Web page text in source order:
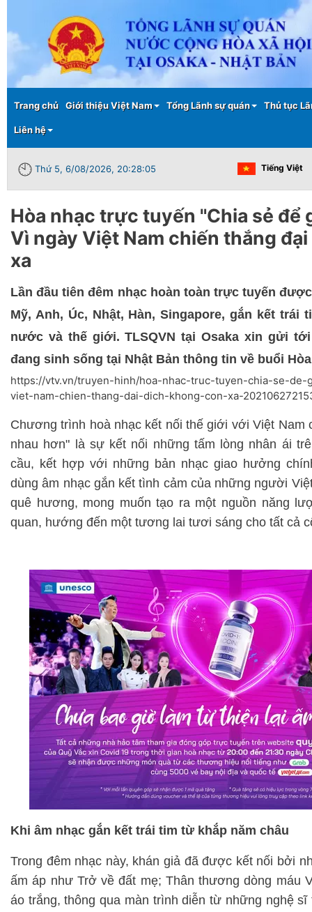
Main menu
Trang chủ Giới thiệu Việt Nam Tổng Lãnh sự quán Thủ tục
Liên hệ
Thứ 5, 6/08/2026, 20:28:06 Tiếng Việt
Hòa nhạc trực tuyến "Chia sẻ để
Vì ngày Việt Nam chiến thắng
xa
Lần đầu tiên đêm nhạc hoàn toàn trực tuyến
Mỹ, Anh, Úc, Nhật, Hàn, Singapore, gắn kết trái
nước và thế giới. TLSQVN tại Osaka xin gửi
đang sinh sống tại Nhật Bản thông tin về buổi
https://vtv.vn/truyen-hinh/hoa-nhac-truc-tuyen-chia-se-
viet-nam-chien-thang-dai-dich-khong-con-xa-
Chương trình hoà nhạc kết nối thế giới với Việt Nam
nhau hơn" là sự kết nối những tấm lòng nhân ái
cầu, kết hợp với những bản nhạc giao hưởng
dùng âm nhạc gắn kết tình cảm của những người
quê hương, mong muốn tạo ra một nguồn năng
quan, hướng đến một tương lai tươi sáng cho tất cả
Khi âm nhạc gắn kết trái tim từ khắp năm châu
Trong đêm nhạc này, khán giả đã được kết nối bởi
ấm áp như Trở về đất mẹ; Thân thương dòng máu
áo trắng, thông qua màn trình diễn từ những nghệ